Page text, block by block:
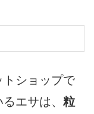
トショップで
エサは、 粒